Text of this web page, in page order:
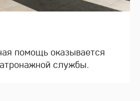
помощь оказывается
службы.